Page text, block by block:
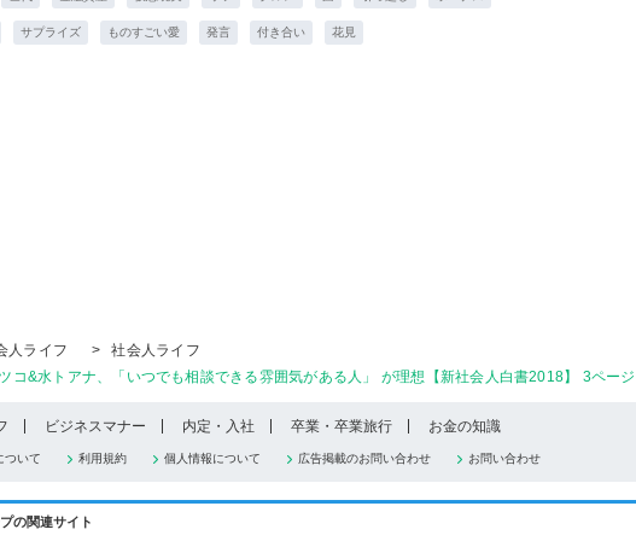
サプライズ ものすごい愛 発言 付き合い 花見
人ライフ >
社会人ライフ
コ&水トアナ、「いつでも相談できる雰囲気がある人」 が理想【新社会人白書2018】 3ページ
ビジネスマナー 内定・入社 卒業・卒業旅行 お金の知識
ついて 利用規約 個人情報について 広告掲載のお問い合わせ お問い合わせ
の関連サイト